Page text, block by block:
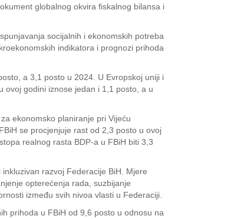
globalnog okvira fiskalnog bilansa i
socijalnih i ekonomskih potreba
indikatora i prognozi prihoda
a 3,1 posto u 2024. U Evropskoj uniji i
ovoj godini iznose jedan i 1,1 posto, a u
ekonomsko planiranje pri Vijeću
se procjenjuje rast od 2,3 posto u ovoj
realnog rasta BDP-a u FBiH biti 3,3
razvoj Federacije BiH. Mjere
opterećenja rada, suzbijanje
između svih nivoa vlasti u Federaciji.
prihoda u FBiH od 9,6 posto u odnosu na